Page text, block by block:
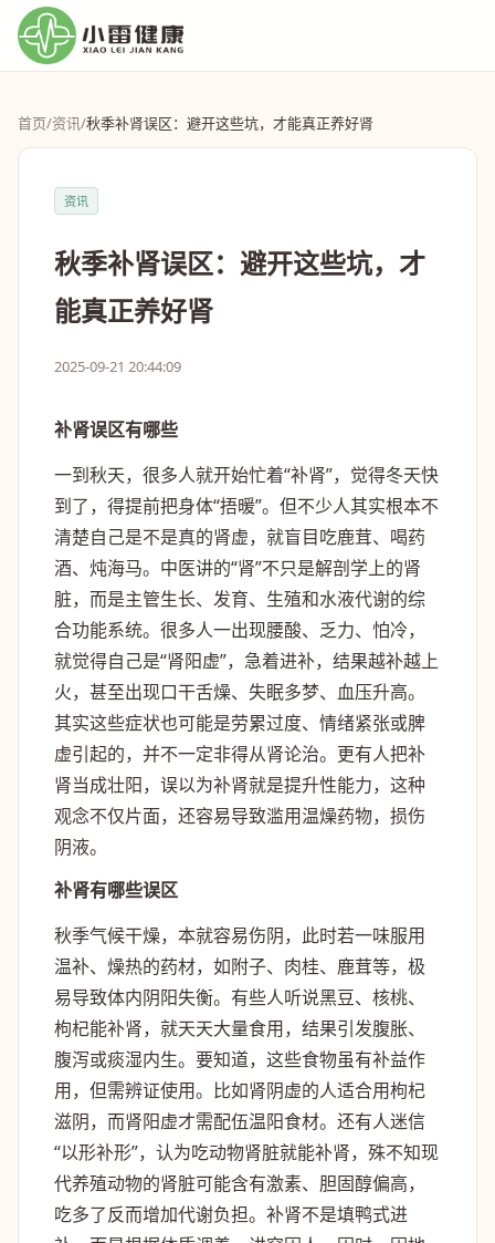
首页/资讯/秋季补肾误区：避开这些坑，才能真正养好肾
资讯
秋季补肾误区：避开这些坑，才
能真正养好肾
2025-09-21 20:44:09
补肾误区有哪些
一到秋天，很多人就开始忙着“补肾”，觉得冬天快
到了，得提前把身体“捂暖”。但不少人其实根本不
清楚自己是不是真的肾虚，就盲目吃鹿茸、喝药
酒、炖海马。中医讲的“肾”不只是解剖学上的肾
脏，而是主管生长、发育、生殖和水液代谢的综
合功能系统。很多人一出现腰酸、乏力、怕冷，
就觉得自己是“肾阳虚”，急着进补，结果越补越上
火，甚至出现口干舌燥、失眠多梦、血压升高。
其实这些症状也可能是劳累过度、情绪紧张或脾
虚引起的，并不一定非得从肾论治。更有人把补
肾当成壮阳，误以为补肾就是提升性能力，这种
观念不仅片面，还容易导致滥用温燥药物，损伤
阴液。
补肾有哪些误区
秋季气候干燥，本就容易伤阴，此时若一味服用
温补、燥热的药材，如附子、肉桂、鹿茸等，极
易导致体内阴阳失衡。有些人听说黑豆、核桃、
枸杞能补肾，就天天大量食用，结果引发腹胀、
腹泻或痰湿内生。要知道，这些食物虽有补益作
用，但需辨证使用。比如肾阴虚的人适合用枸杞
滋阴，而肾阳虚才需配伍温阳食材。还有人迷信
“以形补形”，认为吃动物肾脏就能补肾，殊不知现
代养殖动物的肾脏可能含有激素、胆固醇偏高，
吃多了反而增加代谢负担。补肾不是填鸭式进